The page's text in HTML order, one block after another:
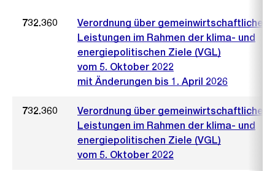
732.360
Verordnung über gemeinwirtschaftliche
Leistungen im Rahmen der klima- und
energiepolitischen Ziele (VGL)
vom 5. Oktober 2022
mit Änderungen bis 1. April 2026
732.360
Verordnung über gemeinwirtschaftliche
Leistungen im Rahmen der klima- und
energiepolitischen Ziele (VGL)
vom 5. Oktober 2022